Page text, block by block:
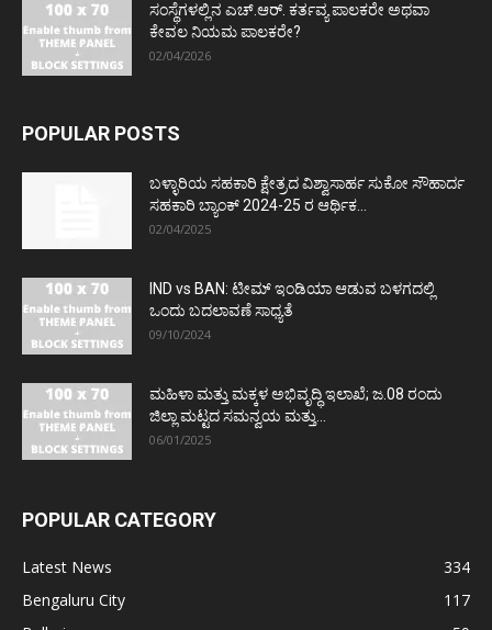
ಸಂಸ್ಥೆಗಳಲ್ಲಿನ ಎಚ್.ಆರ್. ಕರ್ತವ್ಯ ಪಾಲಕರೇ ಅಥವಾ
ಕೇವಲ ನಿಯಮ ಪಾಲಕರೇ?
02/04/2026
POPULAR POSTS
ಬಳ್ಳಾರಿಯ ಸಹಕಾರಿ ಕ್ಷೇತ್ರದ ವಿಶ್ವಾಸಾರ್ಹ ಸುಕೋ ಸೌಹಾರ್ದ
ಸಹಕಾರಿ ಬ್ಯಾಂಕ್ 2024-25 ರ ಆರ್ಥಿಕ...
02/04/2025
IND vs BAN: ಟೀಮ್ ಇಂಡಿಯಾ ಆಡುವ ಬಳಗದಲ್ಲಿ
ಒಂದು ಬದಲಾವಣೆ ಸಾಧ್ಯತೆ
09/10/2024
ಮಹಿಳಾ ಮತ್ತು ಮಕ್ಕಳ ಅಭಿವೃದ್ಧಿ ಇಲಾಖೆ; ಜ.08 ರಂದು
ಜಿಲ್ಲಾ ಮಟ್ಟದ ಸಮನ್ವಯ ಮತ್ತು...
06/01/2025
POPULAR CATEGORY
Latest News
334
Bengaluru City
117